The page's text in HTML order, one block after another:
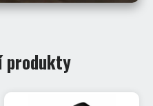
produkty